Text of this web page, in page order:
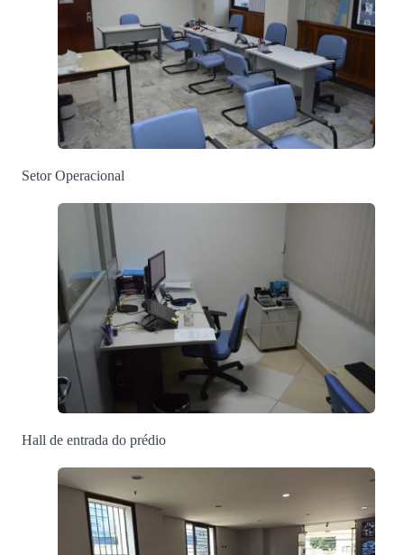
Setor Operacional
Hall de entrada do prédio